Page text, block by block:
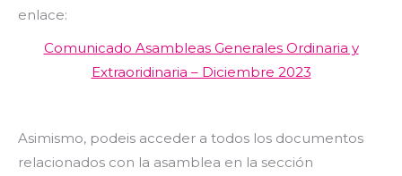
enlace:
Comunicado Asambleas Generales Ordinaria y
Extraoridinaria – Diciembre 2023
Asimismo, podeis acceder a todos los documentos
relacionados con la asamblea en la sección